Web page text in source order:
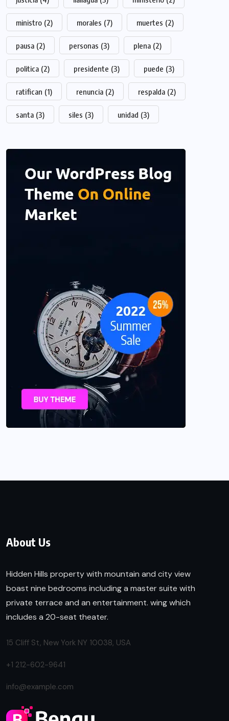
ministro (2) morales (7) muertes (2)
pausa (2) personas (3) plena (2)
politica (2) presidente (3) puede (3)
ratifican (1) renuncia (2) respalda (2)
santa (3) siles (3) unidad (3)
About Us
Hidden Hills property with mountain and city view
boast nine bedrooms including a master suite with
private terrace and an entertainment. wing which
includes a 20-seat theater.
15 Cliff St, New York NY 10038, USA
+1 212-602-9641
info@example.com